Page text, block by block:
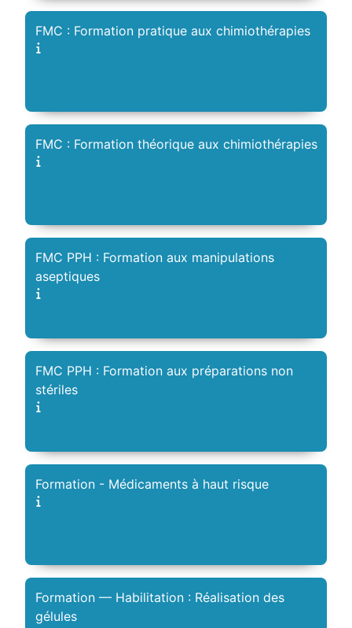
FMC : Formation pratique aux chimiothérapies
FMC : Formation théorique aux chimiothérapies
FMC PPH : Formation aux manipulations
aseptiques
FMC PPH : Formation aux préparations non
stériles
Formation - Médicaments à haut risque
Formation — Habilitation : Réalisation des
gélules